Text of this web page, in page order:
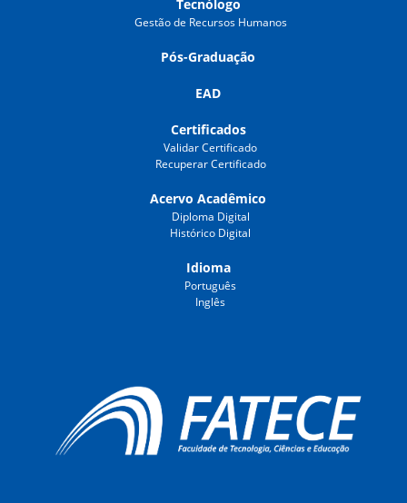
Tecnólogo
Gestão de Recursos Humanos
Pós-Graduação
EAD
Certificados
Validar Certificado
Recuperar Certificado
Acervo Acadêmico
Diploma Digital
Histórico Digital
Idioma
Português
Inglês